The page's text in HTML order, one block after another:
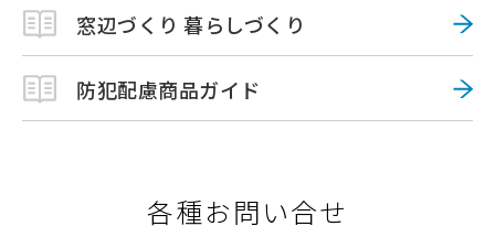
窓辺づくり 暮らしづくり
防犯配慮商品ガイド
各種お問い合せ